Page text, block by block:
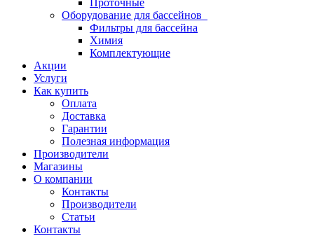
Проточные
Оборудование для бассейнов
Фильтры для бассейна
Химия
Комплектующие
Акции
Услуги
Как купить
Оплата
Доставка
Гарантии
Полезная информация
Производители
Магазины
О компании
Контакты
Производители
Статьи
Контакты